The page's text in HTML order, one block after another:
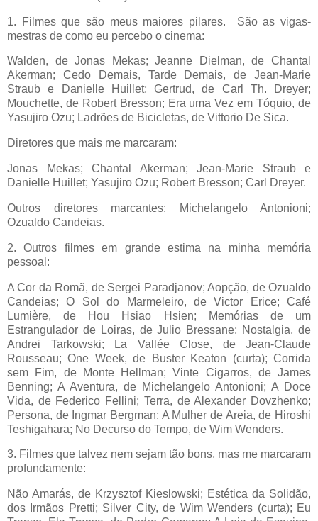
1. Filmes que são meus maiores pilares. São as vigas-
mestras de como eu percebo o cinema:
Walden, de Jonas Mekas; Jeanne Dielman, de Chantal
Akerman; Cedo Demais, Tarde Demais, de Jean-Marie
Straub e Danielle Huillet; Gertrud, de Carl Th. Dreyer;
Mouchette, de Robert Bresson; Era uma Vez em Tóquio, de
Yasujiro Ozu; Ladrões de Bicicletas, de Vittorio De Sica.
Diretores que mais me marcaram:
Jonas Mekas; Chantal Akerman; Jean-Marie Straub e
Danielle Huillet; Yasujiro Ozu; Robert Bresson; Carl Dreyer.
Outros diretores marcantes: Michelangelo Antonioni;
Ozualdo Candeias.
2. Outros filmes em grande estima na minha memória
pessoal:
A Cor da Romã, de Sergei Paradjanov; Aopção, de Ozualdo
Candeias; O Sol do Marmeleiro, de Victor Erice; Café
Lumière, de Hou Hsiao Hsien; Memórias de um
Estrangulador de Loiras, de Julio Bressane; Nostalgia, de
Andrei Tarkowski; La Vallée Close, de Jean-Claude
Rousseau; One Week, de Buster Keaton (curta); Corrida
sem Fim, de Monte Hellman; Vinte Cigarros, de James
Benning; A Aventura, de Michelangelo Antonioni; A Doce
Vida, de Federico Fellini; Terra, de Alexander Dovzhenko;
Persona, de Ingmar Bergman; A Mulher de Areia, de Hiroshi
Teshigahara; No Decurso do Tempo, de Wim Wenders.
3. Filmes que talvez nem sejam tão bons, mas me marcaram
profundamente:
Não Amarás, de Krzysztof Kieslowski; Estética da Solidão,
dos Irmãos Pretti; Silver City, de Wim Wenders (curta); Eu